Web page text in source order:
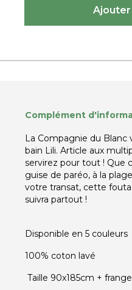
Complément
La Compagnie du Blanc
bain Lili. Article aux
servirez pour tout ! Que
guise de paréo, à la
votre transat, cette
suivra partout !
Disponible en 5 couleurs
100% coton lavé
Taille 90x185cm +